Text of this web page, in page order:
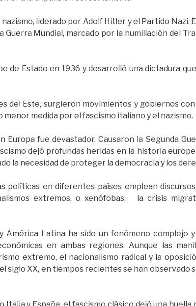
liderado por Adolf Hitler y el Partido Nazi.
Mundial, marcado por la humillación del
de Estado en 1936 y desarrolló una dictadura
del Este, surgieron movimientos y gobiernos
medida por el fascismo italiano y el nazismo.
fue devastador. Causaron la Segunda
dejó profundas heridas en la historia
la necesidad de proteger la democracia y los
políticas en diferentes países emplean
extremos, o xenófobas, la crisis
América Latina ha sido un fenómeno complejo
en ambas regiones. Aunque las
extremo, el nacionalismo radical y la
siglo XX, en tiempos recientes se han observado